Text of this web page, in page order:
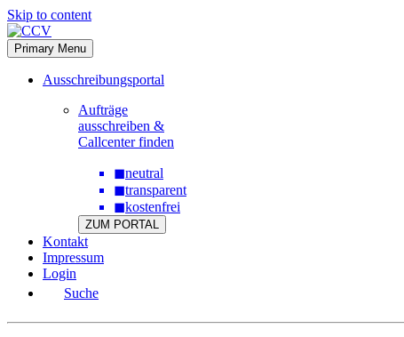
Skip to content
Primary Menu
Ausschreibungsportal
Aufträge
ausschreiben &
Callcenter finden
◼neutral
◼transparent
◼kostenfrei
ZUM PORTAL
Kontakt
Impressum
Login
Suche